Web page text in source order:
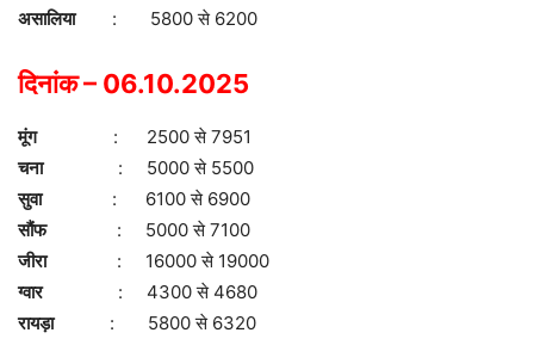
असालिया : 5800 से 6200
दिनांक – 06.10.2025
मूंग: 2500 से 7951
चना : 5000 से 5500
सुवा : 6100 से 6900
सौंफ
: 5000 से 7100
जीरा : 16000 से 19000
ग्वार
: 4300 से 4680
रायड़ा : 5800 से 6320